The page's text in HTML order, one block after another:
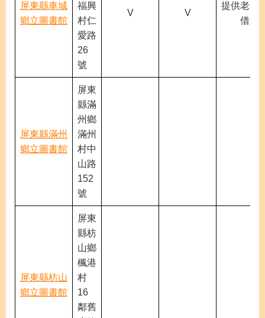
屏東縣車城
鄉立圖書館
福興
村仁
愛路
26
號
V V
提供老花
借用
屏東縣滿州
鄉立圖書館
屏東
縣滿
州鄉
滿州
村中
山路
152
號
屏東縣枋山
鄉立圖書館
屏東
縣枋
山鄉
楓港
村
16
鄰舊